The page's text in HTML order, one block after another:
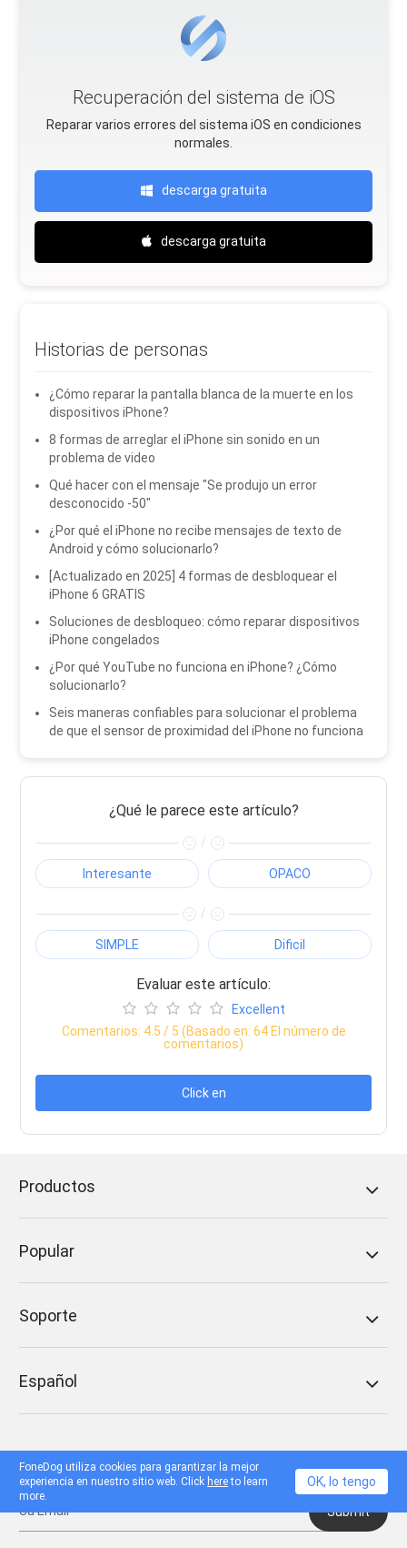
Recuperación del sistema de iOS
Reparar varios errores del sistema iOS en condiciones
normales.
descarga gratuita
descarga gratuita
Historias de personas
¿Cómo reparar la pantalla blanca de la muerte en los
dispositivos iPhone?
8 formas de arreglar el iPhone sin sonido en un
problema de video
Qué hacer con el mensaje "Se produjo un error
desconocido -50"
¿Por qué el iPhone no recibe mensajes de texto de
Android y cómo solucionarlo?
[Actualizado en 2025] 4 formas de desbloquear el
iPhone 6 GRATIS
Soluciones de desbloqueo: cómo reparar dispositivos
iPhone congelados
¿Por qué YouTube no funciona en iPhone? ¿Cómo
solucionarlo?
Seis maneras confiables para solucionar el problema
de que el sensor de proximidad del iPhone no funciona
¿Qué le parece este artículo?
/
Interesante OPACO
/
SIMPLE Dificil
Evaluar este artículo:
Excellent
Comentarios: 4.5 / 5 (Basado en: 64El número de
comentarios)
Click en
Productos
Popular
Soporte
Español
Reciva nuestras cartas informativas
Submit
FoneDog utiliza cookies para garantizar la mejor
experiencia en nuestro sitio web. Click hereto learn
more.
OK, lo tengo